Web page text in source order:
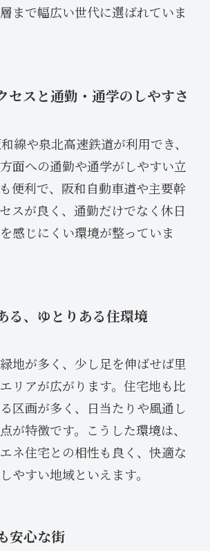
まで幅広い世代に選ばれていま
セスと通勤・通学のしやすさ
線や泉北高速鉄道が利用でき、
面への通勤や通学がしやすい立
便利で、阪和自動車道や主要幹
スが良く、通勤だけでなく休日
感じにくい環境が整っていま
る、ゆとりある住環境
地が多く、少し足を伸ばせば里
リアが広がります。住宅地も比
区画が多く、日当たりや風通し
が特徴です。こうした環境は、
ネ住宅との相性も良く、快適な
やすい地域といえます。
安心な街